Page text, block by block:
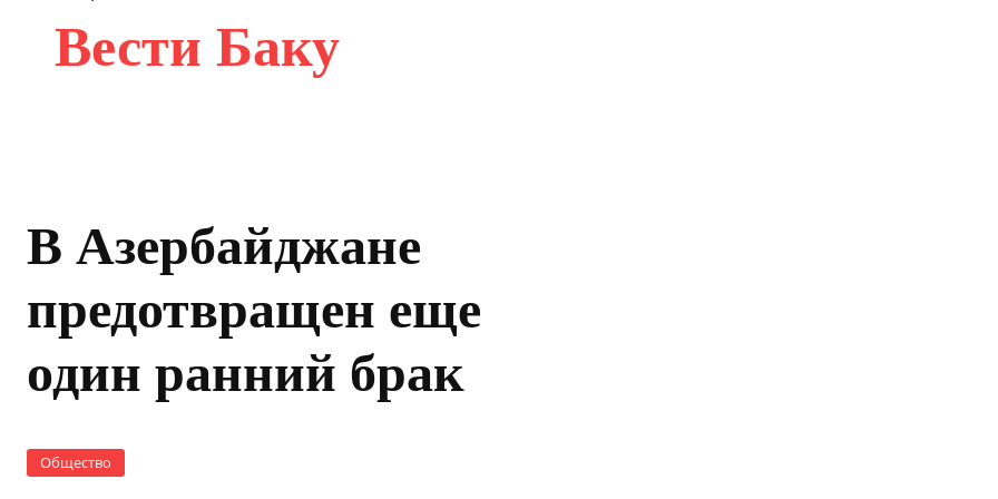
Вести Баку
В Азербайджане
предотвращен еще
один ранний брак
Общество